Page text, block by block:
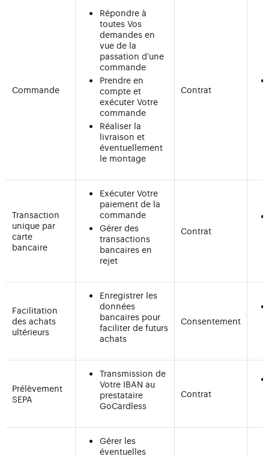
Commande
Répondre à
toutes Vos
demandes en
vue de la
passation d'une
commande
Prendre en
compte et
exécuter Votre
commande
Réaliser la
livraison et
éventuellement
le montage
Contrat
Transaction
unique par
carte
bancaire
Exécuter Votre
paiement de la
commande
Gérer des
transactions
bancaires en
rejet
Contrat
Facilitation
des achats
ultérieurs
Enregistrer les
données
bancaires pour
faciliter de futurs
achats
Consentement
Prélèvement
SEPA
Transmission de
Votre IBAN au
prestataire
GoCardless
Contrat
Gérer les
éventuelles